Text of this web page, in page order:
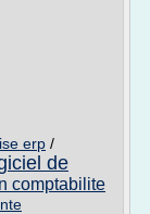
erp /
de
comptabilite